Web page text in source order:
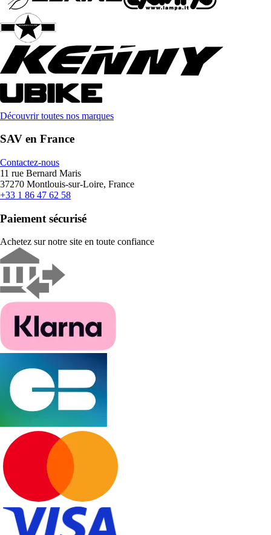
Découvrir toutes nos marques
SAV en France
Contactez-nous
11 rue Bernard Maris
37270 Montlouis-sur-Loire, France
+33 1 86 47 62 58
Paiement sécurisé
Achetez sur notre site en toute confiance